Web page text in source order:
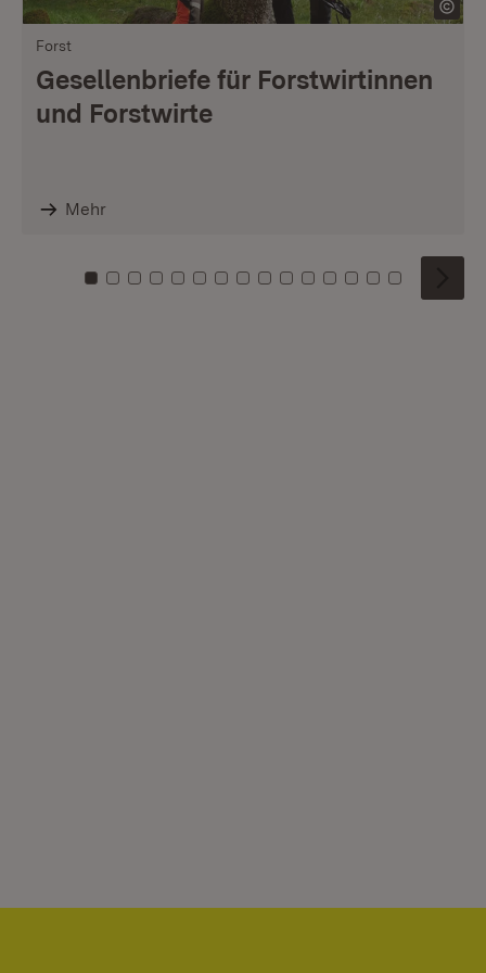
Forst
Gesellenbriefe für Forstwirtinnen
und Forstwirte
Mehr
Zu Kachel: 0
Zu Kachel: 1
Zu Kachel: 2
Zu Kachel: 3
Zu Kachel: 4
Zu Kachel: 5
Zu Kachel: 6
Zu Kachel: 7
Zu Kachel: 8
Zu Kachel: 9
Zu Kachel: 10
Zu Kachel: 11
Zu Kachel: 12
Zu Kachel:
Zu